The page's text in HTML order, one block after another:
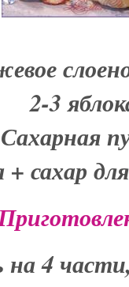
2-3
Сахарная
+ сахар
4